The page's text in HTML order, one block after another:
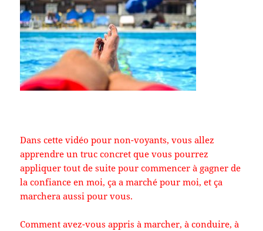
Dans cette vidéo pour non-voyants, vous allez
apprendre un truc concret que vous pourrez
appliquer tout de suite pour commencer à gagner de
laconfiance en moi, ça a marché pour moi, et ça
marchera aussi pour vous.
Comment avez-vous appris à marcher, à conduire, à